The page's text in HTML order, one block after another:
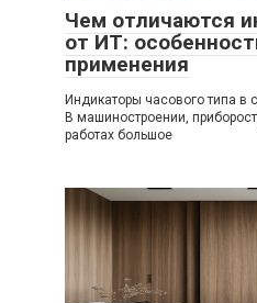
Чем отличаются
от ИТ:
применения
Индикаторы часового типа в
В машиностроении,
работах большое